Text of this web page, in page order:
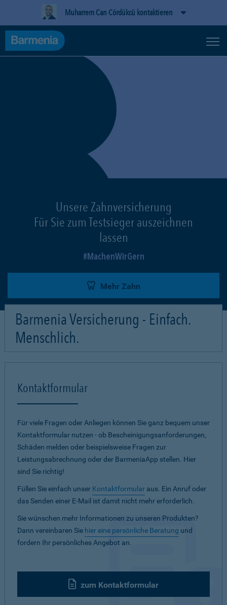
Muharrem Can Cördükcü kontaktieren
Unsere Zahnversicherung
Für Sie zum Testsieger auszeichnen
lassen
MachenWirGern
Mehr Zahn
Barmenia Versicherung - Einfach.
Menschlich.
Kontaktformular
Für viele Fragen oder Anliegen können Sie ganz bequem unser
Kontaktformular nutzen - ob Bescheinigungsanforderungen,
Schäden melden oder beispielsweise Fragen zur
Leistungsabrechnung oder der BarmeniaApp stellen. Hier
sind Sie richtig!
Füllen Sie einfach unser Kontaktformular aus. Ein Anruf oder
das Senden einer E-Mail ist damit nicht mehr erforderlich.
Sie wünschen mehr Informationen zu unseren Produkten?
Dann vereinbaren Sie hier eine persönliche Beratung und
fordern Ihr persönliches Angebot an.
zum Kontaktformular